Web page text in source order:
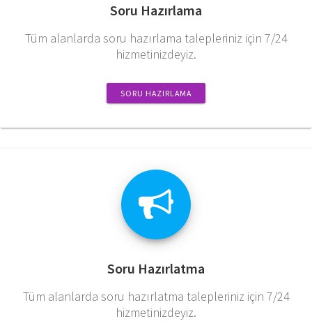
Soru Hazırlama
Tüm alanlarda soru hazırlama talepleriniz için 7/24
hizmetinizdeyiz.
SORU HAZIRLAMA
Soru Hazırlatma
Tüm alanlarda soru hazırlatma talepleriniz için 7/24
hizmetinizdeyiz.